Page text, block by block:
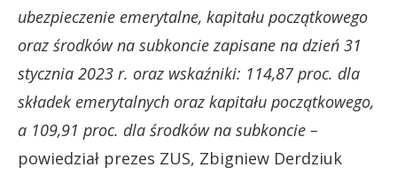
ubezpieczenie emerytalne, kapitału początkowego
oraz środków na subkoncie zapisane na dzień 31
stycznia 2023 r. oraz wskaźniki: 114,87 proc. dla
składek emerytalnych oraz kapitału początkowego,
a 109,91 proc. dla środków na subkoncie –
powiedział prezes ZUS, Zbigniew Derdziuk